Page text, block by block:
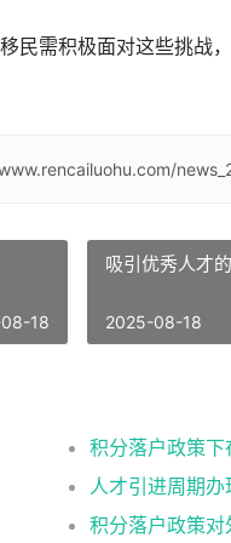
民需积极面对这些挑战
18
吸引优秀人才
2025-08-18
积分落户政策
人才引进周期
积分落户政策